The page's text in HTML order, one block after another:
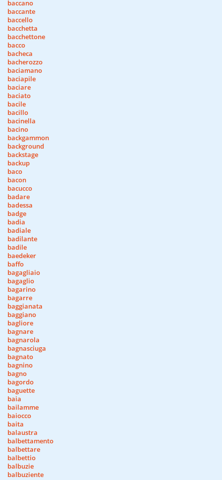
baccano
baccante
baccello
bacchetta
bacchettone
bacco
bacheca
bacherozzo
baciamano
baciapile
baciare
baciato
bacile
bacillo
bacinella
bacino
backgammon
background
backstage
backup
baco
bacon
bacucco
badare
badessa
badge
badia
badiale
badilante
badile
baedeker
baffo
bagagliaio
bagaglio
bagarino
bagarre
baggianata
baggiano
bagliore
bagnare
bagnarola
bagnasciuga
bagnato
bagnino
bagno
bagordo
baguette
baia
bailamme
baiocco
baita
balaustra
balbettamento
balbettare
balbettio
balbuzie
balbuziente